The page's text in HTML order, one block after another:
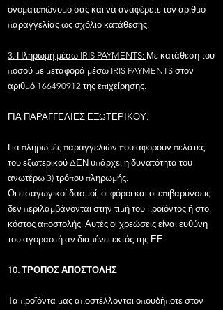
ονοματεπώνυμο σας και να αναφέρετε τον αριθμό
παραγγελίας ως σχόλιο κατάθεσης.
3. Πληρωμή μέσω IRIS PAYMENTS: Με κατάθεση του
ποσού με μεταφορά μέσω IRIS PAYMENTS στον
αριθμό 166490912 της επιχείρησης.
ΓΙΑ ΠΑΡΑΓΓΕΛΙΕΣ ΕΞΩΤΕΡΙΚΟΥ:
Για πληρωμές παραγγελιών που αφορούν πελάτες
του εξωτερικού ΔΕΝ υπάρχει η δυνατότητα του
ανωτέρω 3) τρόπου πληρωμής.
Οι εισαγωγικοί δασμοί, οι φόροι και οι επιβαρύνσεις
δεν περιλαμβάνονται στην τιμή του προϊόντος ή στο
κόστος αποστολής. Αυτές οι χρεώσεις είναι ευθύνη
του αγοραστή αν διαμένει εκτός της ΕΕ.
10. ΤΡΟΠΟΣ ΑΠΟΣΤΟΛΗΣ
Τα προϊόντα μας αποστέλλονται οπουδήποτε στον